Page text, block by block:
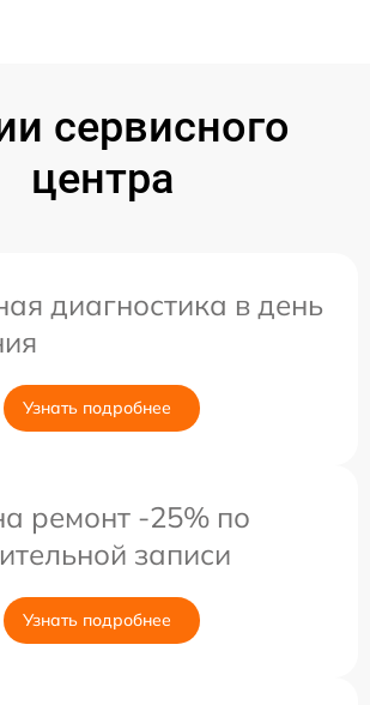
сервисного
центра
диагностика в день
Узнать подробнее
ремонт -25% по
записи
Узнать подробнее